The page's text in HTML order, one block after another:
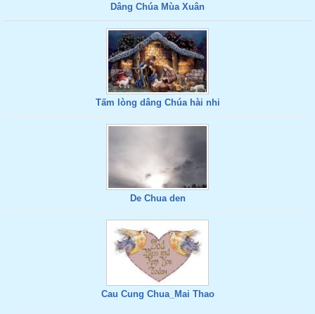
Dâng Chúa Mùa Xuân
Tấm lòng dâng Chúa hài nhi
De Chua den
Cau Cung Chua_Mai Thao